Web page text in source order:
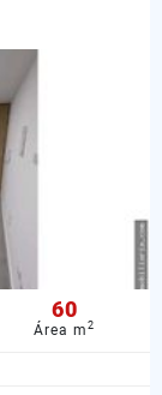
60
Área m2